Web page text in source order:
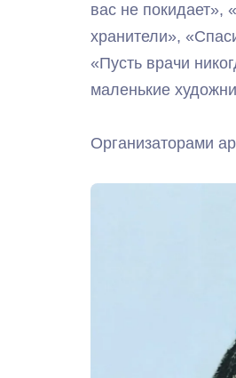
вас не покидает»,
хранители»,
«Пусть врачи
маленькие
Организаторами